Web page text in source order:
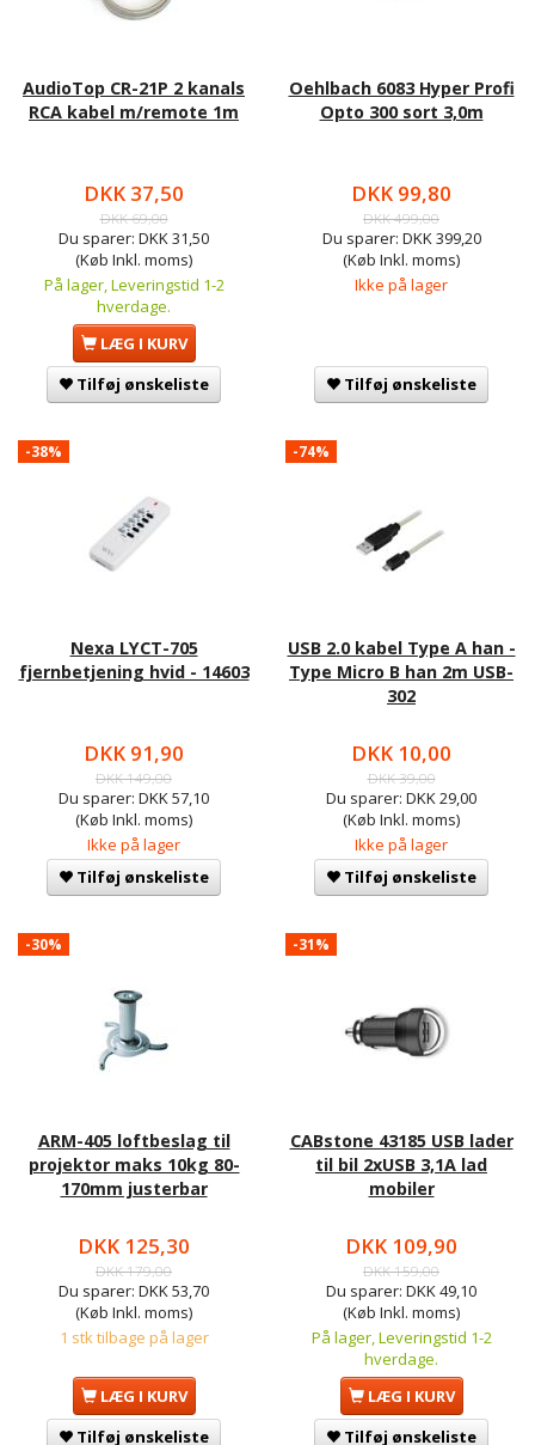
AudioTop CR-21P 2 kanals
RCA kabel m/remote 1m
DKK 37,50
DKK 69,00
Du sparer: DKK 31,50
(Køb Inkl. moms)
På lager, Leveringstid 1-2
hverdage.
LÆG I KURV
Tilføj ønskeliste
Oehlbach 6083 Hyper Profi
Opto 300 sort 3,0m
DKK 99,80
DKK 499,00
Du sparer: DKK 399,20
(Køb Inkl. moms)
Ikke på lager
Tilføj ønskeliste
-38%
Nexa LYCT-705
fjernbetjening hvid - 14603
DKK 91,90
DKK 149,00
Du sparer: DKK 57,10
(Køb Inkl. moms)
Ikke på lager
Tilføj ønskeliste
-74%
USB 2.0 kabel Type A han -
Type Micro B han 2m USB-
302
DKK 10,00
DKK 39,00
Du sparer: DKK 29,00
(Køb Inkl. moms)
Ikke på lager
Tilføj ønskeliste
-30%
ARM-405 loftbeslag til
projektor maks 10kg 80-
170mm justerbar
DKK 125,30
DKK 179,00
Du sparer: DKK 53,70
(Køb Inkl. moms)
1 stk tilbage på lager
LÆG I KURV
Tilføj ønskeliste
-31%
CABstone 43185 USB lader
til bil 2xUSB 3,1A lad
mobiler
DKK 109,90
DKK 159,00
Du sparer: DKK 49,10
(Køb Inkl. moms)
På lager, Leveringstid 1-2
hverdage.
LÆG I KURV
Tilføj ønskeliste